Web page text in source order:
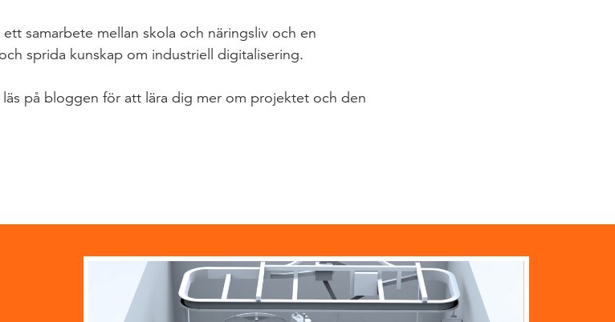
samarbete mellan skola och näringsliv och en
sprida kunskap om industriell digitalisering.
på bloggen för att lära dig mer om projektet och den